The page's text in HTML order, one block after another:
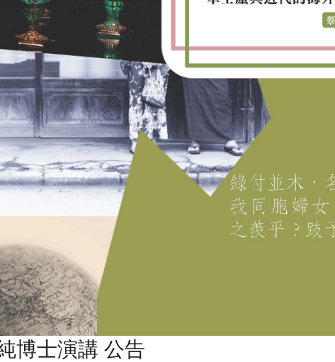
博士演講 公告